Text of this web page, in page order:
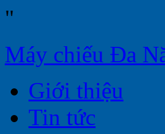
"
Máy chiếu Đa
Giới thiệu
Tin tức